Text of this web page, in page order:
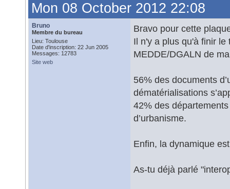
Mon 08 October 2012 22:08
Bruno
Membre du bureau
Lieu: Toulouse
Date d'inscription: 22 Jun 2005
Messages: 12783
Site web
Bravo pour cette
Il n'y a plus qu'à finir
MEDDE/DGALN de
56% des documents
dématérialisations
42% des
d’urbanisme.
Enfin, la dynamique
As-tu déjà parlé